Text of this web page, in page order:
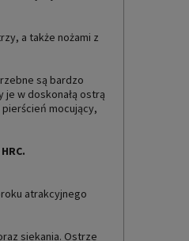
a także nożami z
są bardzo
je w doskonałą ostrą
mocujący,
atrakcyjnego
siekania. Ostrze